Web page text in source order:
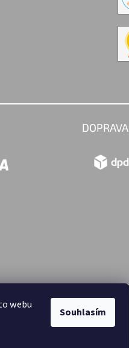
webu
Souhlasím
DOPRAVA